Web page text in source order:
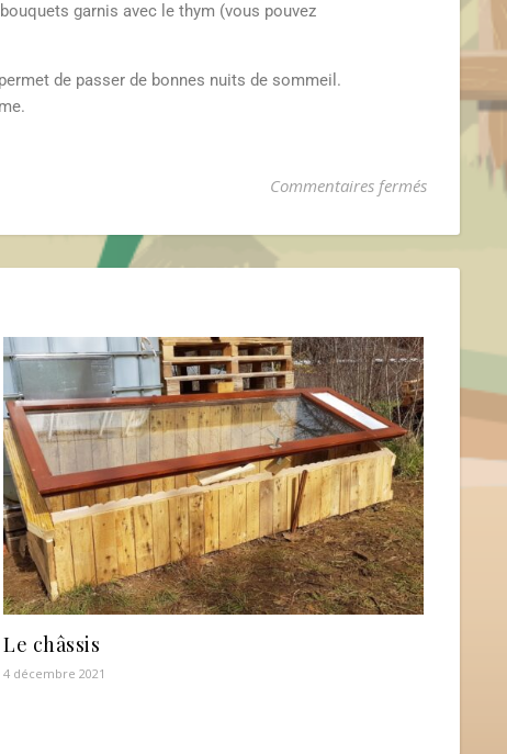
garnis avec le thym (vous pouvez
de passer de bonnes nuits de sommeil.
Commentaires fermés
Le châssis
4 décembre 2021